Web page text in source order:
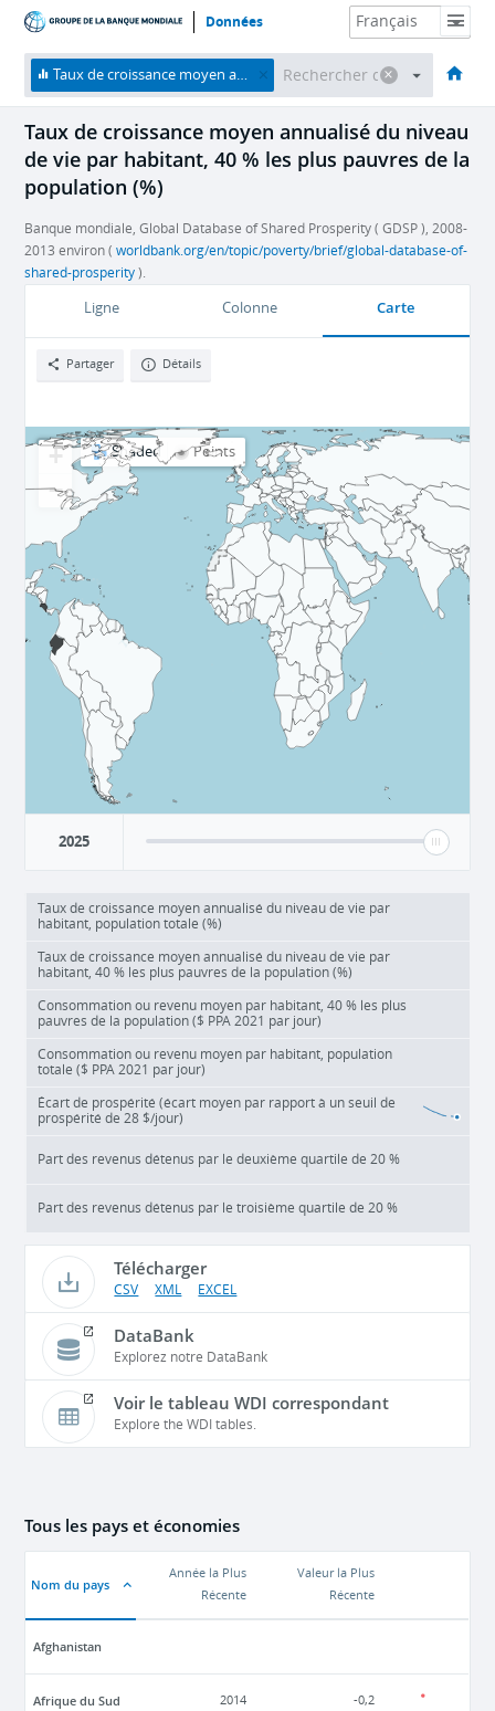
Données
Accueil Économies Données et ressources À propos
Taux de croissance moyen annualisé du niveau de vie par habitant, 40 % les plus pauvres de la population (%)
Taux de croissance moyen annualisé du niveau
de vie par habitant, 40 % les plus pauvres de la
population (%)
Banque mondiale, Global Database of Shared Prosperity ( GDSP ), 2008-
2013 environ (worldbank.org/en/topic/poverty/brief/global-database-of-
shared-prosperity ).
Ligne Colonne Carte
Partager Détails
Shaded Points
+
−
2025
Taux de croissance moyen annualisé du niveau de vie par
habitant, population totale (%)
Taux de croissance moyen annualisé du niveau de vie par
habitant, 40 % les plus pauvres de la population (%)
Consommation ou revenu moyen par habitant, 40 % les plus
pauvres de la population ($ PPA 2021 par jour)
Consommation ou revenu moyen par habitant, population
totale ($ PPA 2021 par jour)
Écart de prospérité (écart moyen par rapport à un seuil de
prospérité de 28 $/jour)
Part des revenus détenus par le deuxième quartile de 20 %
Part des revenus détenus par le troisième quartile de 20 %
Télécharger
CSV XML EXCEL
DataBank
Explorez notre DataBank
Voir le tableau WDI correspondant
Explore the WDI tables.
Tous les pays et économies
Nom du pays
Année la Plus
Récente
Valeur la Plus
Récente
Afghanistan
Afrique du Sud 2014 -0,2